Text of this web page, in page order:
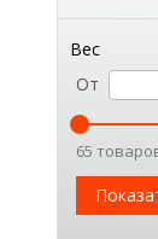
Вес
От
65